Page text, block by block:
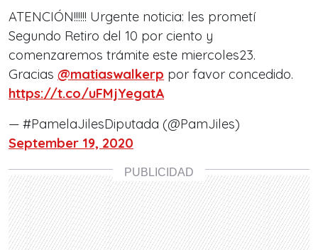
ATENCIÓN!!!!!! Urgente noticia: les prometí
Segundo Retiro del 10 por ciento y
comenzaremos trámite este miercoles23.
Gracias @matiaswalkerp por favor concedido.
https://t.co/uFMjYegatA
— #PamelaJilesDiputada (@PamJiles)
September 19, 2020